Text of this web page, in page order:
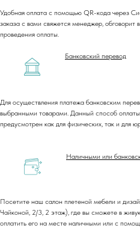
Удобная оплата с помощью QR-кода через
заказа с вами свяжется менеджер, обговорит
проведения оплаты.
Банковский перевод
Для осуществления платежа банковским
выбранными товарами. Данный способ
предусмотрен как для физических, так и для
Наличными или
Посетите наш салон плетеной мебели и
Чайконой, 2/3, 2 этаж), где вы сможете в
оплатить его на месте наличными или с